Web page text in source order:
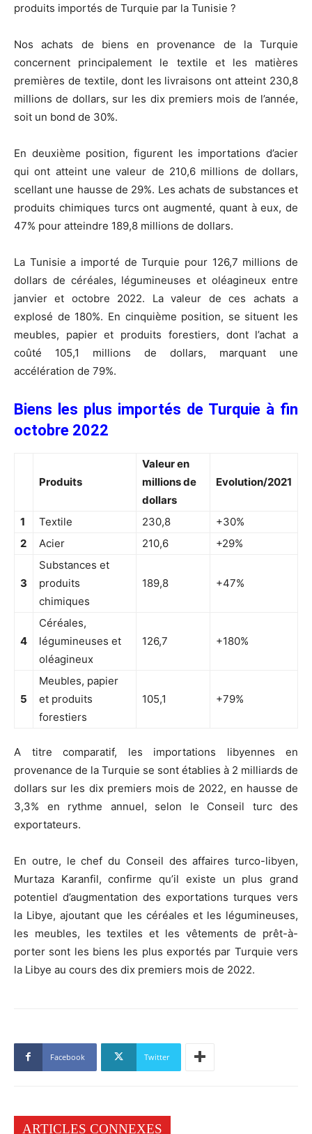
produits importés de Turquie par la Tunisie ?
Nos achats de biens en provenance de la Turquie
concernent principalement le textile et les matières
premières de textile, dont les livraisons ont atteint 230,8
millions de dollars, sur les dix premiers mois de l’année,
soit un bond de 30%.
En deuxième position, figurent les importations d’acier
qui ont atteint une valeur de 210,6 millions de dollars,
scellant une hausse de 29%. Les achats de substances et
produits chimiques turcs ont augmenté, quant à eux, de
47% pour atteindre 189,8 millions de dollars.
La Tunisie a importé de Turquie pour 126,7 millions de
dollars de céréales, légumineuses et oléagineux entre
janvier et octobre 2022. La valeur de ces achats a
explosé de 180%. En cinquième position, se situent les
meubles, papier et produits forestiers, dont l’achat a
coûté 105,1 millions de dollars, marquant une
accélération de 79%.
Biens les plus importés de Turquie à fin
octobre 2022
Produits
Valeur en
millions de
dollars
Evolution/2021
1 Textile 230,8
+30%
2
Acier 210,6 +29%
3
Substances et
produits
chimiques
189,8 +47%
4
Céréales,
légumineuses et
oléagineux
126,7 +180%
5
Meubles, papier
et produits
forestiers
105,1 +79%
A titre comparatif, les importations libyennes en
provenance de la Turquie se sont établies à 2 milliards de
dollars sur les dix premiers mois de 2022, en hausse de
3,3% en rythme annuel, selon le Conseil turc des
exportateurs.
En outre, le chef du Conseil des affaires turco-libyen,
Murtaza Karanfil, confirme qu’il existe un plus grand
potentiel d’augmentation des exportations turques vers
la Libye, ajoutant que les céréales et les légumineuses,
les meubles, les textiles et les vêtements de prêt-à-
porter sont les biens les plus exportés par Turquie vers
la Libye au cours des dix premiers mois de 2022.
Facebook Twitter
ARTICLES CONNEXES